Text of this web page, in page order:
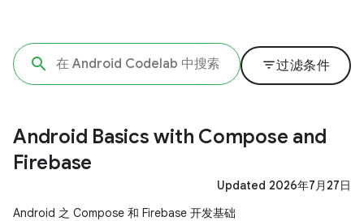
filter_list过滤条件
Android Basics with Compose and
Firebase
Updated 2026年7月27日
Android 之 Compose 和 Firebase 开发基础